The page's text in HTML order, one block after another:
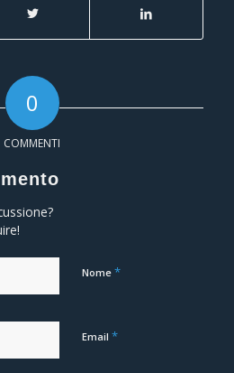
0
COMMENTI
Nome *
Email *